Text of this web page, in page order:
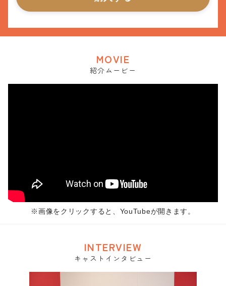
MOVIE
紹介ムービー
※画像をクリックすると、YouTubeが開きます。
INTERVIEW
キャストインタビュー